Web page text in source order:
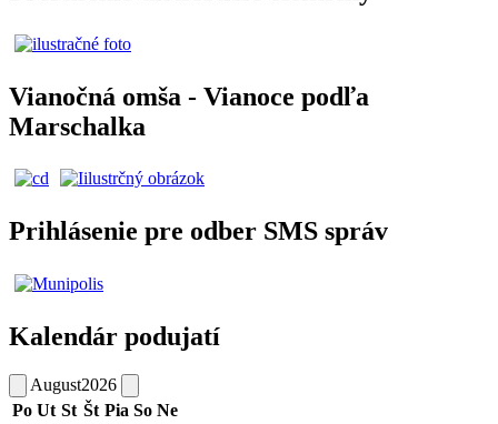
Vianočná omša - Vianoce podľa
Marschalka
Prihlásenie pre odber SMS správ
Kalendár podujatí
August2026
Po Ut St Št Pia So Ne